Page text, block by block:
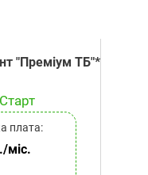
"Преміум ТБ"*
плата:
міс.